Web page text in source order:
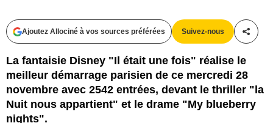
Ajoutez Allociné à vos sources préférées Suivez-nous
La fantaisie Disney "Il était une fois" réalise le
meilleur démarrage parisien de ce mercredi 28
novembre avec 2542 entrées, devant le thriller "la
Nuit nous appartient" et le drame "My blueberry
nights".